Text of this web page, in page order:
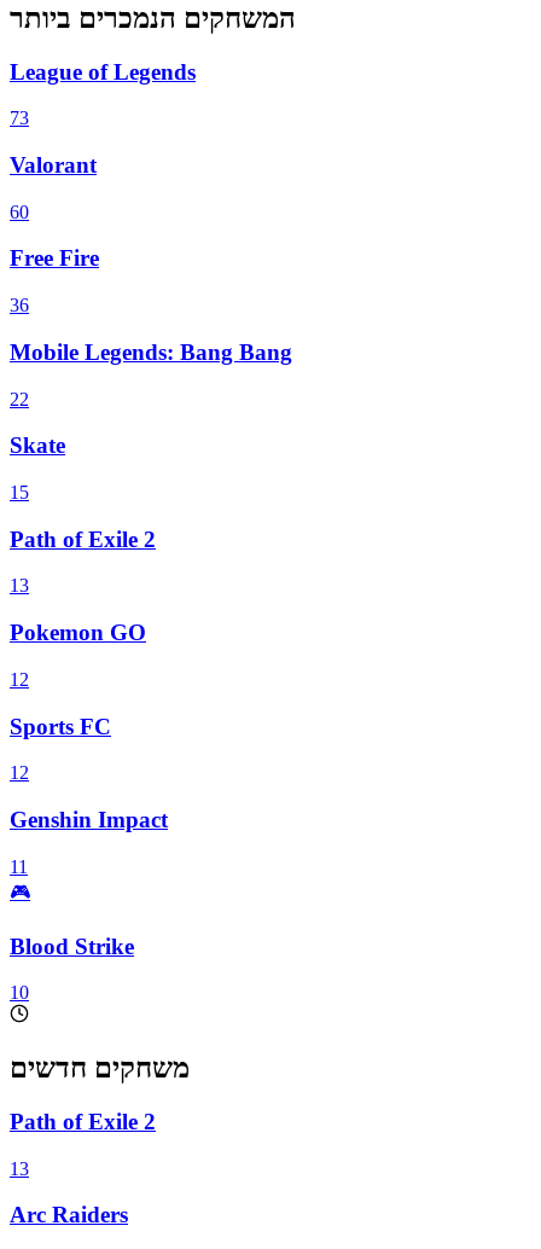
המשחקים הנמכרים ביותר
League of Legends
73
Valorant
60
Free Fire
36
Mobile Legends: Bang Bang
22
Skate
15
Path of Exile 2
13
Pokemon GO
12
Sports FC
12
Genshin Impact
11
🎮
Blood Strike
10
משחקים חדשים
Path of Exile 2
13
Arc Raiders